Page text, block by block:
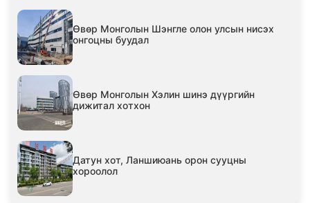
Өвөр Монголын Шэнгле олон улсын нисэх
онгоцны буудал
Өвөр Монголын Хэлин шинэ дүүргийн
дижитал хотхон
Датун хот, Ланшиюань орон сууцны
хороолол